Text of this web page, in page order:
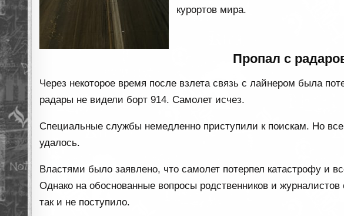
курортов мира.
Пропал с
Через некоторое время после взлета связь с лайнером была
радары не видели борт 914. Самолет исчез.
Специальные службы немедленно приступили к поискам. Но
удалось.
Властями было заявлено, что самолет потерпел катастрофу и
Однако на обоснованные вопросы родственников и
так и не поступило.